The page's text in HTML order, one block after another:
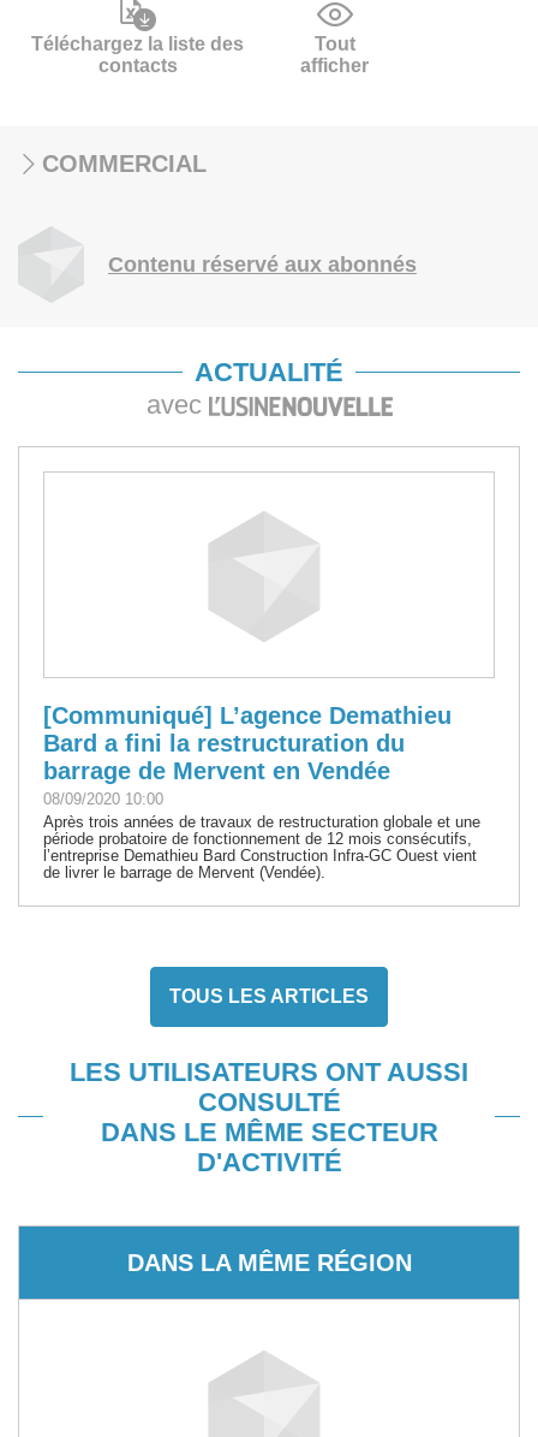
Téléchargez la liste des
contacts
Tout
afficher
COMMERCIAL
Contenu réservé aux abonnés
ACTUALITÉ
avec
[Communiqué] L’agence Demathieu
Bard a fini la restructuration du
barrage de Mervent en Vendée
08/09/2020 10:00
Après trois années de travaux de restructuration globale et une
période probatoire de fonctionnement de 12 mois consécutifs,
l’entreprise Demathieu Bard Construction Infra-GC Ouest vient
de livrer le barrage de Mervent (Vendée).
TOUS LES ARTICLES
LES UTILISATEURS ONT AUSSI
CONSULTÉ
DANS LE MÊME SECTEUR
D'ACTIVITÉ
DANS LA MÊME RÉGION